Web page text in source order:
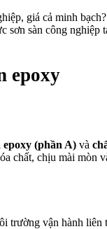
giá cả minh
sơn sàn công nghiệp
epoxy
epoxy (phần A) và
chất, chịu mài
trường vận hành